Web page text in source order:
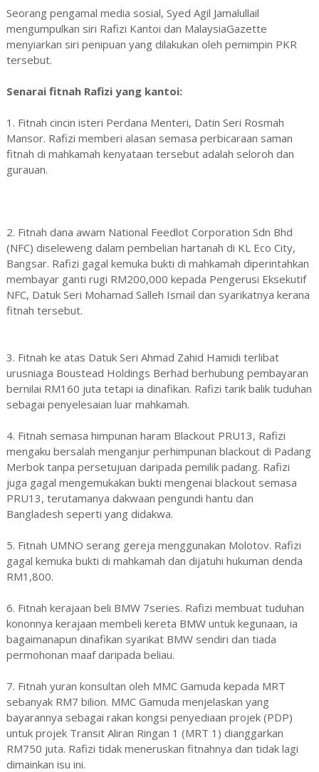
Seorang pengamal media sosial, Syed Agil Jamalullail
mengumpulkan siri Rafizi Kantoi dan MalaysiaGazette
menyiarkan siri penipuan yang dilakukan oleh pemimpin PKR
tersebut.
Senarai fitnah Rafizi yang kantoi:
1. Fitnah cincin isteri Perdana Menteri, Datin Seri Rosmah
Mansor. Rafizi memberi alasan semasa perbicaraan saman
fitnah di mahkamah kenyataan tersebut adalah seloroh dan
gurauan.
2. Fitnah dana awam National Feedlot Corporation Sdn Bhd
(NFC) diseleweng dalam pembelian hartanah di KL Eco City,
Bangsar. Rafizi gagal kemuka bukti di mahkamah diperintahkan
membayar ganti rugi RM200,000 kepada Pengerusi Eksekutif
NFC, Datuk Seri Mohamad Salleh Ismail dan syarikatnya kerana
fitnah tersebut.
3. Fitnah ke atas Datuk Seri Ahmad Zahid Hamidi terlibat
urusniaga Boustead Holdings Berhad berhubung pembayaran
bernilai RM160 juta tetapi ia dinafikan. Rafizi tarik balik tuduhan
sebagai penyelesaian luar mahkamah.
4. Fitnah semasa himpunan haram Blackout PRU13, Rafizi
mengaku bersalah menganjur perhimpunan blackout di Padang
Merbok tanpa persetujuan daripada pemilik padang. Rafizi
juga gagal mengemukakan bukti mengenai blackout semasa
PRU13, terutamanya dakwaan pengundi hantu dan
Bangladesh seperti yang didakwa.
5. Fitnah UMNO serang gereja menggunakan Molotov. Rafizi
gagal kemuka bukti di mahkamah dan dijatuhi hukuman denda
RM1,800.
6. Fitnah kerajaan beli BMW 7series. Rafizi membuat tuduhan
kononnya kerajaan membeli kereta BMW untuk kegunaan, ia
bagaimanapun dinafikan syarikat BMW sendiri dan tiada
permohonan maaf daripada beliau.
7. Fitnah yuran konsultan oleh MMC Gamuda kepada MRT
sebanyak RM7 bilion. MMC Gamuda menjelaskan yang
bayarannya sebagai rakan kongsi penyediaan projek (PDP)
untuk projek Transit Aliran Ringan 1 (MRT 1) dianggarkan
RM750 juta. Rafizi tidak meneruskan fitnahnya dan tidak lagi
dimainkan isu ini.